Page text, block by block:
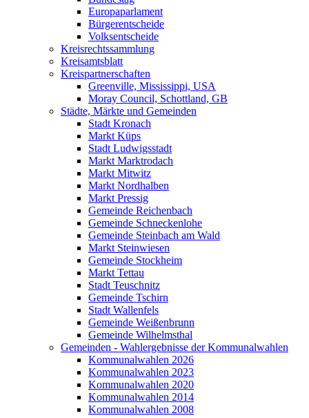
Europaparlament
Bürgerentscheide
Volksentscheide
Kreisrechtssammlung
Kreisamtsblatt
Kreispartnerschaften
Greenville, Mississippi, USA
Moray Council, Schottland, GB
Städte, Märkte und Gemeinden
Stadt Kronach
Markt Küps
Stadt Ludwigsstadt
Markt Marktrodach
Markt Mitwitz
Markt Nordhalben
Markt Pressig
Gemeinde Reichenbach
Gemeinde Schneckenlohe
Gemeinde Steinbach am Wald
Markt Steinwiesen
Gemeinde Stockheim
Markt Tettau
Stadt Teuschnitz
Gemeinde Tschirn
Stadt Wallenfels
Gemeinde Weißenbrunn
Gemeinde Wilhelmsthal
Gemeinden - Wahlergebnisse der Kommunalwahlen
Kommunalwahlen 2026
Kommunalwahlen 2023
Kommunalwahlen 2020
Kommunalwahlen 2014
Kommunalwahlen 2008